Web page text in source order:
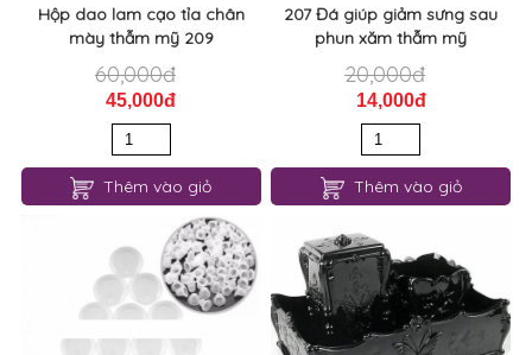
Hộp dao lam cạo tỉa chân
mày thẫm mỹ 209
60,000đ
45,000đ
Thêm vào giỏ
207 Đá giúp giảm sưng sau
phun xăm thẫm mỹ
20,000đ
14,000đ
Thêm vào giỏ